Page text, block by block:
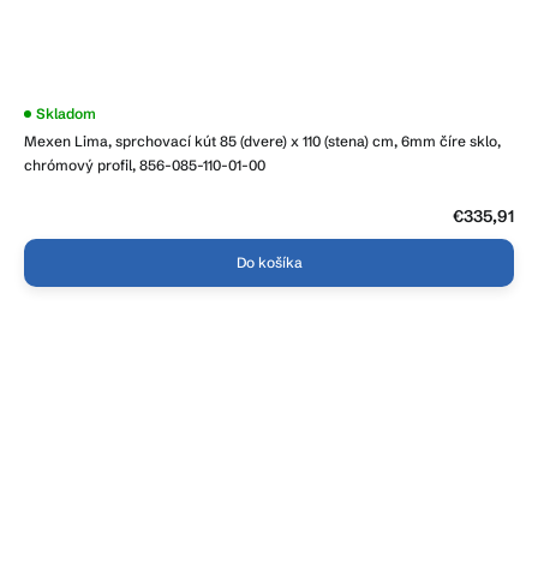
Mexen Lima, sprchovací kút 85 (dvere) x 110 (stena) cm, 6mm číre sklo,
chrómový profil, 856-085-110-01-00
Skladom
€335,91
Do košíka